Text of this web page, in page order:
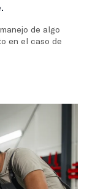
de algo
en el caso de